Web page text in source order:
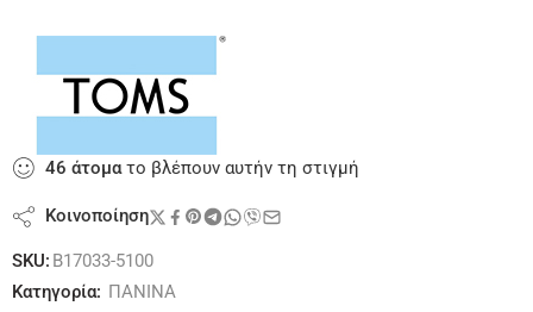
46 άτοματο βλέπουν αυτήν τη στιγμή
Κοινοποίηση
SKU: B17033-5100
Κατηγορία: ΠΑΝΙΝΑ